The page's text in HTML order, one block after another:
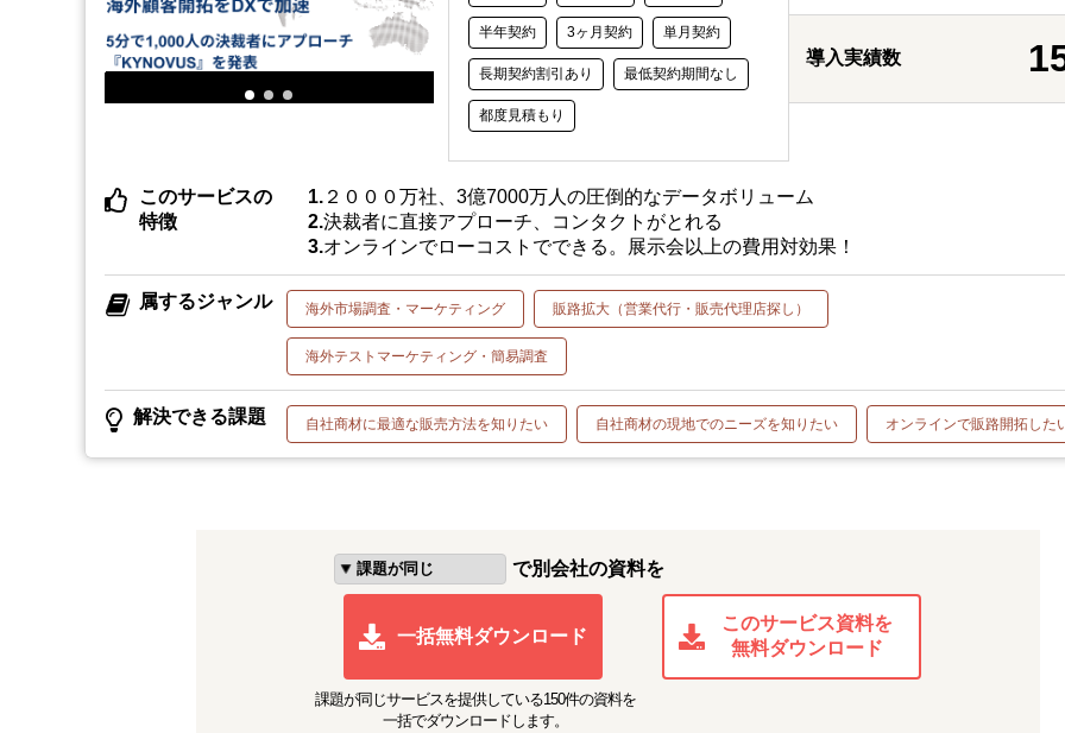
半年契約 3ヶ月契約 単月契約
長期契約割引あり 最低契約期間なし
都度見積もり
導入実績数
このサービスの
特徴
２０００万社、3億7000万人の圧倒的なデータボリューム
決裁者に直接アプローチ、コンタクトがとれる
オンラインでローコストでできる。展示会以上の費用対効果！
属するジャンル 海外市場調査・マーケティング 販路拡大（営業代行・販売代理店探し）
海外テストマーケティング・簡易調査
解決できる課題 自社商材に最適な販売方法を知りたい 自社商材の現地でのニーズを知りたい オンラインで販路開拓した
で別会社の資料を
一括無料ダウンロード
このサービス資料を
無料ダウンロード
課題が同じサービスを提供している150件の資料を
一括でダウンロードします。